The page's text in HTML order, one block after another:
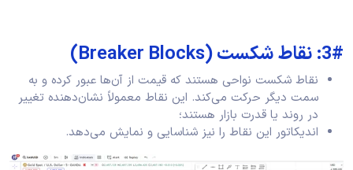
3#: نقاط شکست (Breaker Blocks)
نقاط شکست نواحی هستند که قیمت از آن‌ها عبور کرده و به
سمت دیگر حرکت می‌کند. این نقاط معمولاً نشان‌دهنده تغییر
در روند یا قدرت بازار هستند؛
اندیکاتور این نقاط را نیز شناسایی و نمایش می‌دهد.